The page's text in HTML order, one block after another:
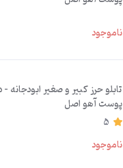
ناموجود
تابلو حرز کبیر و صغیر
پوست آهو اصل
5
ناموجود